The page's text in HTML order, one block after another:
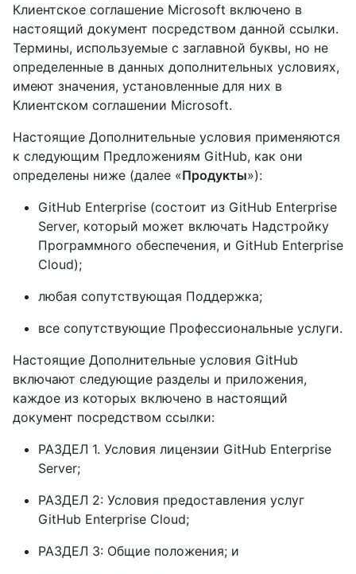
Клиентское соглашение Microsoft включено в
настоящий документ посредством данной ссылки.
Термины, используемые с заглавной буквы, но не
определенные в данных дополнительных условиях,
имеют значения, установленные для них в
Клиентском соглашении Microsoft.
Настоящие Дополнительные условия применяются
к следующим Предложениям GitHub, как они
определены ниже (далее «Продукты»):
GitHub Enterprise (состоит из GitHub Enterprise
Server, который может включать Надстройку
Программного обеспечения, и GitHub Enterprise
Cloud);
любая сопутствующая Поддержка;
все сопутствующие Профессиональные услуги.
Настоящие Дополнительные условия GitHub
включают следующие разделы и приложения,
каждое из которых включено в настоящий
документ посредством ссылки:
РАЗДЕЛ 1. Условия лицензии GitHub Enterprise
Server;
РАЗДЕЛ 2: Условия предоставления услуг
GitHub Enterprise Cloud;
РАЗДЕЛ 3: Общие положения; и